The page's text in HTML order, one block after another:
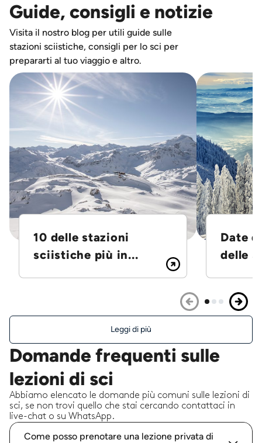
Guide, consigli e notizie
Visita il nostro blog per utili guide sulle
stazioni sciistiche, consigli per lo sci per
prepararti al tuo viaggio e altro.
10 delle stazioni
sciistiche più in...
Date
delle
Leggi di più
Domande frequenti sulle
lezioni di sci
Abbiamo elencato le domande più comuni sulle lezioni di
sci, se non trovi quello che stai cercando contattaci in
live-chat o su WhatsApp.
Come posso prenotare una lezione privata di